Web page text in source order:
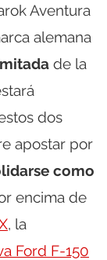
Aventura
alemana
de la
dos
apostar por
como
encima de
, la
Ford F-150